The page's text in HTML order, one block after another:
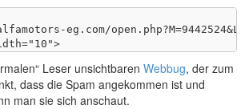
eg.com/
Leser unsichtbaren Webbug, der zum
dass die Spam angekommen ist und
man sie sich anschaut.